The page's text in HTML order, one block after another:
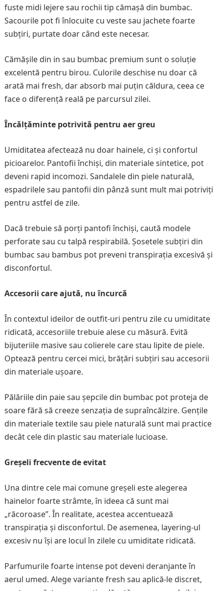
fuste midi lejere sau rochii tip cămașă din bumbac.
Sacourile pot fi înlocuite cu veste sau jachete foarte
subțiri, purtate doar când este necesar.
Cămășile din in sau bumbac premium sunt o soluție
excelentă pentru birou. Culorile deschise nu doar că
arată mai fresh, dar absorb mai puțin căldura, ceea ce
face o diferență reală pe parcursul zilei.
Încălțăminte potrivită pentru aer greu
Umiditatea afectează nu doar hainele, ci și confortul
picioarelor. Pantofii închiși, din materiale sintetice, pot
deveni rapid incomozi. Sandalele din piele naturală,
espadrilele sau pantofii din pânză sunt mult mai potriviți
pentru astfel de zile.
Dacă trebuie să porți pantofi închiși, caută modele
perforate sau cu talpă respirabilă. Șosetele subțiri din
bumbac sau bambus pot preveni transpirația excesivă și
disconfortul.
Accesorii care ajută, nu încurcă
În contextul ideilor de outfit-uri pentru zile cu umiditate
ridicată, accesoriile trebuie alese cu măsură. Evită
bijuteriile masive sau colierele care stau lipite de piele.
Optează pentru cercei mici, brățări subțiri sau accesorii
din materiale ușoare.
Pălăriile din paie sau șepcile din bumbac pot proteja de
soare fără să creeze senzația de supraîncălzire. Gențile
din materiale textile sau piele naturală sunt mai practice
decât cele din plastic sau materiale lucioase.
Greșeli frecvente de evitat
Una dintre cele mai comune greșeli este alegerea
hainelor foarte strâmte, în ideea că sunt mai
„răcoroase”. În realitate, acestea accentuează
transpirația și disconfortul. De asemenea, layering-ul
excesiv nu își are locul în zilele cu umiditate ridicată.
Parfumurile foarte intense pot deveni deranjante în
aerul umed. Alege variante fresh sau aplică-le discret,